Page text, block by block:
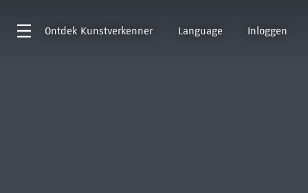
Ontdek Kunstverkenner Language Inloggen